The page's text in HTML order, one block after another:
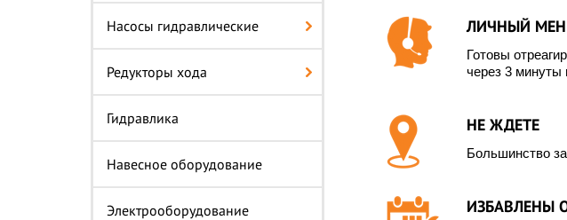
Насосы гидравлические
Редукторы хода
Гидравлика
Навесное оборудование
Электрооборудование
ЛИЧНЫЙ
Готовы
через 3 минуты
НЕ ЖДЕТЕ
Большинство
ИЗБАВЛЕНЫ